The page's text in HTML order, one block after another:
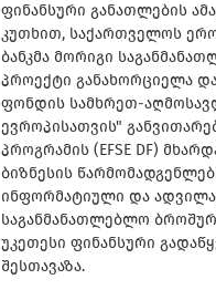
ფინანსური განათლების
კუთხით, საქართველოს
ბანკმა მორიგი
პროექტი განახორციელა
ფონდის სამხრეთ-
ევროპისათვის"
პროგრამის (EFSE DF)
ბიზნესის
ინფორმატიული და
საგანმანათლებლო
უკეთესი ფინანსური
შესთავაზა.